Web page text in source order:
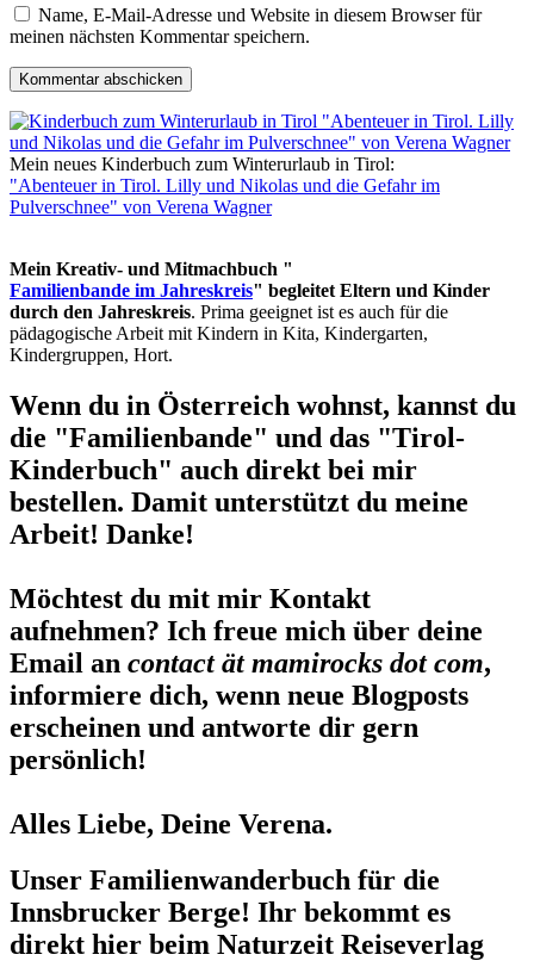
Name, E-Mail-Adresse und Website in diesem Browser für
meinen nächsten Kommentar speichern.
Mein neues Kinderbuch zum Winterurlaub in Tirol:
"Abenteuer in Tirol. Lilly und Nikolas und die Gefahr im
Pulverschnee" von Verena Wagner
Mein Kreativ- und Mitmachbuch "
Familienbande im Jahreskreis" begleitet Eltern und Kinder
durch den Jahreskreis. Prima geeignet ist es auch für die
pädagogische Arbeit mit Kindern in Kita, Kindergarten,
Kindergruppen, Hort.
Wenn du in Österreich wohnst, kannst du
die "Familienbande" und das "Tirol-
Kinderbuch" auch direkt bei mir
bestellen. Damit unterstützt du meine
Arbeit! Danke!
Möchtest du mit mir Kontakt
aufnehmen? Ich freue mich über deine
Email an contact ät mamirocks dot com,
informiere dich, wenn neue Blogposts
erscheinen und antworte dir gern
persönlich!
Alles Liebe, Deine Verena.
Unser Familienwanderbuch für die
Innsbrucker Berge! Ihr bekommt es
direkt hier beim Naturzeit Reiseverlag